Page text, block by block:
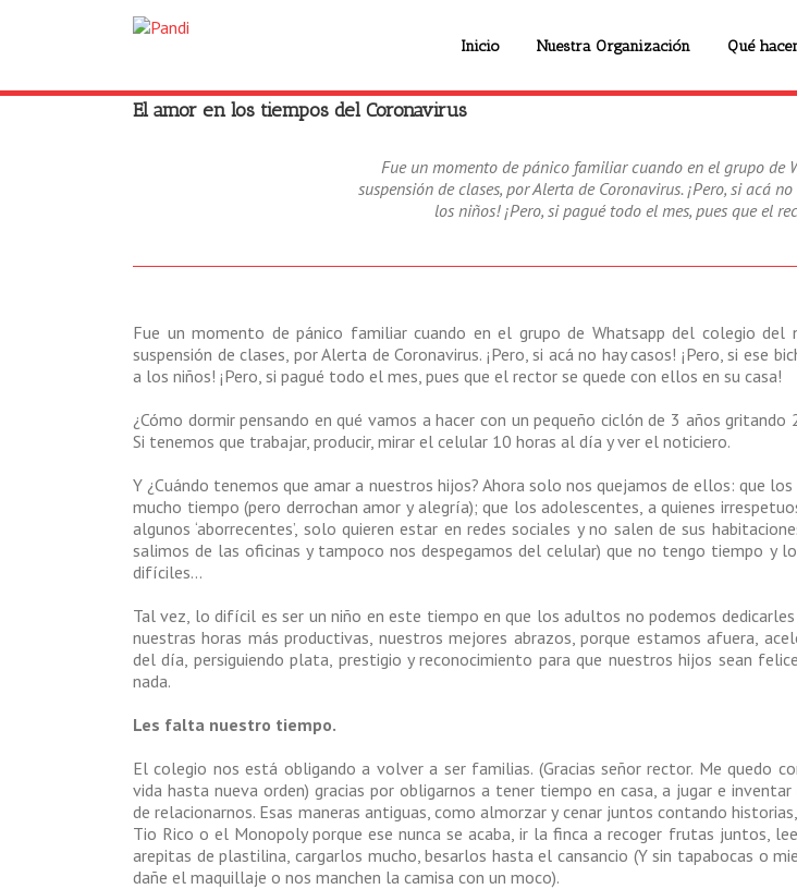
Inicio Nuestra Organización Qué
El amor en los tiempos del Coronavirus
Fue un momento de pánico familiar cuando en el grupo de
suspensión de clases, por Alerta de Coronavirus. ¡Pero, si acá
los niños! ¡Pero, si pagué todo el mes, pues que el
Fue un momento de pánico familiar cuando en el grupo de Whatsapp del colegio del
suspensión de clases, por Alerta de Coronavirus. ¡Pero, si acá no hay casos! ¡Pero, si ese
a los niños! ¡Pero, si pagué todo el mes, pues que el rector se quede con ellos en su casa!
¿Cómo dormir pensando en qué vamos a hacer con un pequeño ciclón de 3 años gritando
Si tenemos que trabajar, producir, mirar el celular 10 horas al día y ver el noticiero.
Y ¿Cuándo tenemos que amar a nuestros hijos? Ahora solo nos quejamos de ellos: que los
mucho tiempo (pero derrochan amor y alegría); que los adolescentes, a quienes
algunos ‘aborrecentes’, solo quieren estar en redes sociales y no salen de sus
salimos de las oficinas y tampoco nos despegamos del celular) que no tengo tiempo y
difíciles…
Tal vez, lo difícil es ser un niño en este tiempo en que los adultos no podemos
nuestras horas más productivas, nuestros mejores abrazos, porque estamos afuera,
del día, persiguiendo plata, prestigio y reconocimiento para que nuestros hijos sean
nada.
Les falta nuestro tiempo.
El colegio nos está obligando a volver a ser familias. (Gracias señor rector. Me quedo
vida hasta nueva orden) gracias por obligarnos a tener tiempo en casa, a jugar e inventar
de relacionarnos. Esas maneras antiguas, como almorzar y cenar juntos contando
Tio Rico o el Monopoly porque ese nunca se acaba, ir la finca a recoger frutas juntos,
arepitas de plastilina, cargarlos mucho, besarlos hasta el cansancio (Y sin tapabocas o
dañe el maquillaje o nos manchen la camisa con un moco).